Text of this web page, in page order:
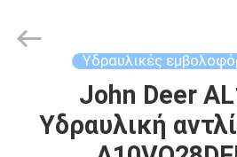
Power
Co.,Ltd.
Υδραυλικές
John Deer
Υδραυλική